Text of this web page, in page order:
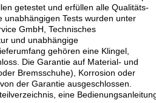
getestet und erfüllen alle Qualitäts-
Tests wurden unter
GmbH, Technisches
und unabhängige
gehören eine Klingel,
Die Garantie auf Material- und
Bremsschuhe), Korrosion oder
der Garantie ausgeschlossen.
eine